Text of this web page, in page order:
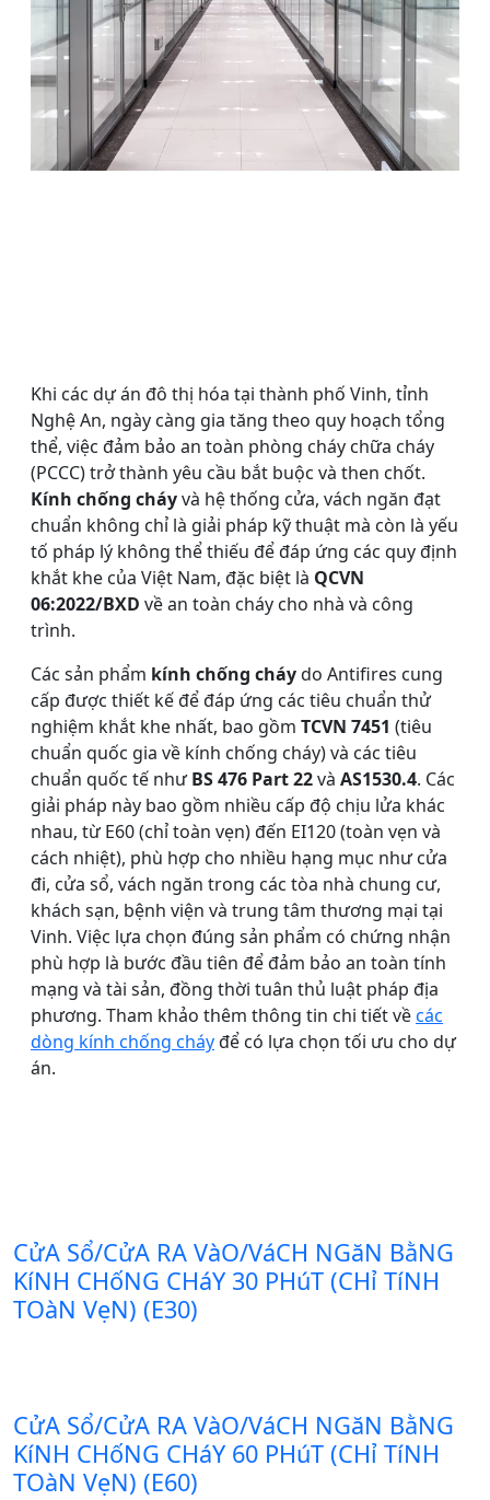
Khi các dự án đô thị hóa tại thành phố Vinh, tỉnh
Nghệ An, ngày càng gia tăng theo quy hoạch tổng
thể, việc đảm bảo an toàn phòng cháy chữa cháy
(PCCC) trở thành yêu cầu bắt buộc và then chốt.
Kính chống cháyvà hệ thống cửa, vách ngăn đạt
chuẩn không chỉ là giải pháp kỹ thuật mà còn là yếu
tố pháp lý không thể thiếu để đáp ứng các quy định
khắt khe của Việt Nam, đặc biệt là QCVN
06:2022/BXD về an toàn cháy cho nhà và công
trình.
Các sản phẩm kính chống cháydo Antifires cung
cấp được thiết kế để đáp ứng các tiêu chuẩn thử
nghiệm khắt khe nhất, bao gồm TCVN 7451 (tiêu
chuẩn quốc gia về kính chống cháy) và các tiêu
chuẩn quốc tế nhưBS 476 Part 22và AS1530.4. Các
giải pháp này bao gồm nhiều cấp độ chịu lửa khác
nhau, từ E60 (chỉ toàn vẹn) đến EI120 (toàn vẹn và
cách nhiệt), phù hợp cho nhiều hạng mục như cửa
đi, cửa sổ, vách ngăn trong các tòa nhà chung cư,
khách sạn, bệnh viện và trung tâm thương mại tại
Vinh. Việc lựa chọn đúng sản phẩm có chứng nhận
phù hợp là bước đầu tiên để đảm bảo an toàn tính
mạng và tài sản, đồng thời tuân thủ luật pháp địa
phương. Tham khảo thêm thông tin chi tiết vềcác
dòng kính chống cháyđể có lựa chọn tối ưu cho dự
án.
CửA Sổ/CửA RA VàO/VáCH NGăN BằNG
KíNH CHốNG CHáY 30 PHúT (CHỉ TíNH
TOàN VẹN) (E30)
CửA Sổ/CửA RA VàO/VáCH NGăN BằNG
KíNH CHốNG CHáY 60 PHúT (CHỉ TíNH
TOàN VẹN) (E60)